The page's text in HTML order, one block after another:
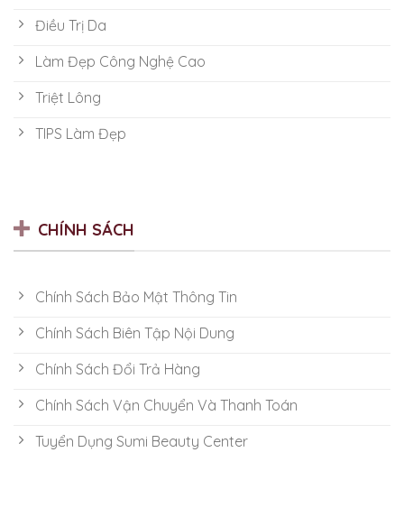
Điều Trị Da
Làm Đẹp Công Nghệ Cao
Triệt Lông
TIPS Làm Đẹp
CHÍNH SÁCH
Chính Sách Bảo Mật Thông Tin
Chính Sách Biên Tập Nội Dung
Chính Sách Đổi Trả Hàng
Chính Sách Vận Chuyển Và Thanh Toán
Tuyển Dụng Sumi Beauty Center